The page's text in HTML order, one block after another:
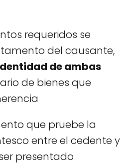
requeridos se
del causante,
de ambas
de bienes que
que pruebe la
entre el cedente y
presentado